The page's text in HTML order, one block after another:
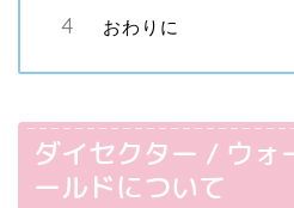
おわりに
ダイセクター / ウォ
ールドについて